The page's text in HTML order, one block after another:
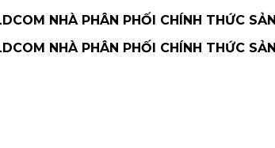
NHÀ PHÂN PHỐI CHÍNH THỨC
NHÀ PHÂN PHỐI CHÍNH THỨC